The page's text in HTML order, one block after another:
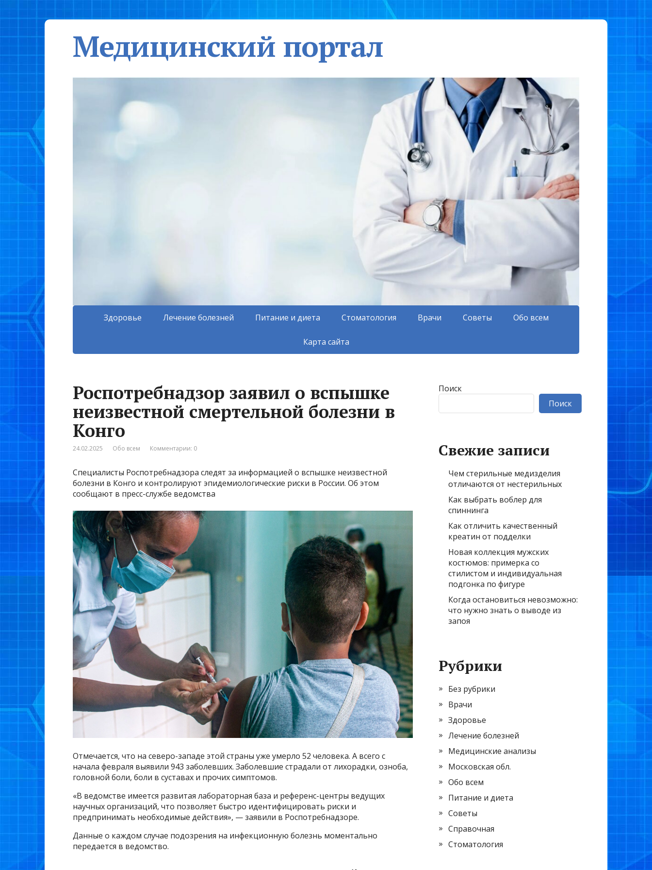
Медицинский портал
Здоровье Лечение болезней Питание и диета Стоматология Врачи Советы Обо всем
Карта сайта
Роспотребнадзор заявил о вспышке
неизвестной смертельной болезни в
Конго
24.02.2025 Обо всем Комментарии: 0
Специалисты Роспотребнадзора следят за информацией о вспышке неизвестной
болезни в Конго и контролируют эпидемиологические риски в России. Об этом
сообщают в пресс-службе ведомства
Отмечается, что на северо-западе этой страны уже умерло 52 человека. А всего с
начала февраля выявили 943 заболевших. Заболевшие страдали от лихорадки, озноба,
головной боли, боли в суставах и прочих симптомов.
«В ведомстве имеется развитая лабораторная база и референс-центры ведущих
научных организаций, что позволяет быстро идентифицировать риски и
предпринимать необходимые действия», — заявили в Роспотребнадзоре.
Данные о каждом случае подозрения на инфекционную болезнь моментально
передается в ведомство.
Поиск
Поиск
Свежие записи
Чем стерильные медизделия
отличаются от нестерильных
Как выбрать воблер для
спиннинга
Как отличить качественный
креатин от подделки
Новая коллекция мужских
костюмов: примерка со
стилистом и индивидуальная
подгонка по фигуре
Когда остановиться невозможно:
что нужно знать о выводе из
запоя
Рубрики
Без рубрики
Врачи
Здоровье
Лечение болезней
Медицинские анализы
Московская обл.
Обо всем
Питание и диета
Советы
Справочная
Стоматология